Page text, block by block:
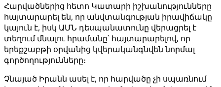
Հարվածներից հետո Կատարի իշխանությունները
հայտարարել են, որ անվտանգության իրավիճակը
կայուն է, իսկ ԱՄՆ դեսպանատունը վերացրել է
տեղում մնալու հրամանը՝ հայտարարելով, որ
երեքշաբթի օրվանից կվերականգնվեն նորմալ
գործողությունները։
Չնայած Իրանն ասել է, որ հարվածը չի սպառնում